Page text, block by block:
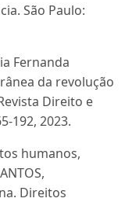
São Paulo:
Fernanda
da revolução
Direito e
192, 2023.
humanos,
Direitos